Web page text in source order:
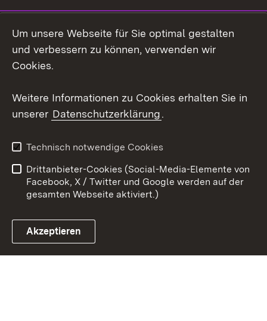
X / Twitter
Youtube
Link zum Landesportal
Kontakt
Datenschutz
Barrierefreiheit
Impressum Cookies
Um unsere Webseite für Sie optimal gestalten
und verbessern zu können, verwenden wir
Cookies.
Weitere Informationen zu Cookies erhalten Sie in
unserer Datenschutzerklärung.
Technisch notwendige Cookies
Drittanbieter-Cookies (Social-Media-Elemente von
Facebook, X / Twitter und Google werden auf der
gesamten Webseite aktiviert.)
Akzeptieren